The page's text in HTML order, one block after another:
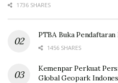
1736 SHARES
PTBA Buka
1456 SHARES
Kemenpar Perkuat
Global Geopark